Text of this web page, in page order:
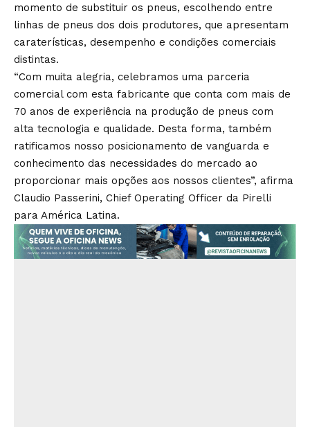
momento de substituir os pneus, escolhendo entre
linhas de pneus dos dois produtores, que apresentam
caraterísticas, desempenho e condições comerciais
distintas.
“Com muita alegria, celebramos uma parceria
comercial com esta fabricante que conta com mais de
70 anos de experiência na produção de pneus com
alta tecnologia e qualidade. Desta forma, também
ratificamos nosso posicionamento de vanguarda e
conhecimento das necessidades do mercado ao
proporcionar mais opções aos nossos clientes”, afirma
Claudio Passerini, Chief Operating Officer da Pirelli
para América Latina.